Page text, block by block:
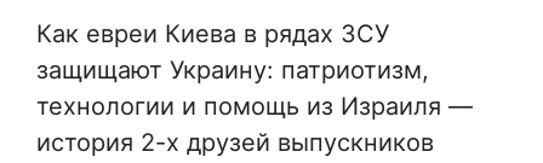
Как евреи Киева в рядах ЗСУ
защищают Украину: патриотизм,
технологии и помощь из Израиля —
история 2-х друзей выпускников